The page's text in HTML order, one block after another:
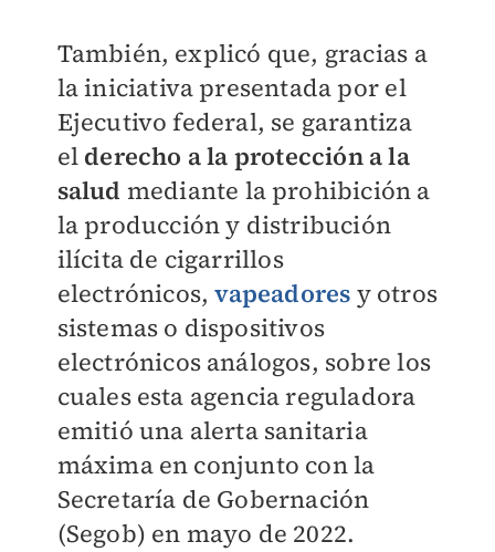
También, explicó que, gracias a
la iniciativa presentada por el
Ejecutivo federal, se garantiza
el derecho a la protección a la
salud mediante la prohibición a
la producción y distribución
ilícita de cigarrillos
electrónicos,vapeadores y otros
sistemas o dispositivos
electrónicos análogos, sobre los
cuales esta agencia reguladora
emitió una alerta sanitaria
máxima en conjunto con la
Secretaría de Gobernación
(Segob) en mayo de 2022.